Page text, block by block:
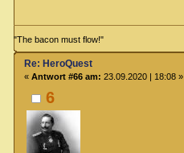
"The bacon must flow!"
6
Re: HeroQuest
« Antwort #66 am: 23.09.2020 | 18:08 »